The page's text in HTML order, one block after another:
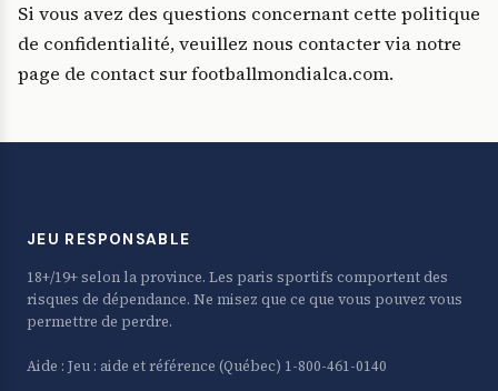
Si vous avez des questions concernant cette politique
de confidentialité, veuillez nous contacter via notre
page de contact sur footballmondialca.com.
JEU RESPONSABLE
18+/19+ selon la province. Les paris sportifs comportent des
risques de dépendance. Ne misez que ce que vous pouvez vous
permettre de perdre.
Aide : Jeu : aide et référence (Québec) 1-800-461-0140